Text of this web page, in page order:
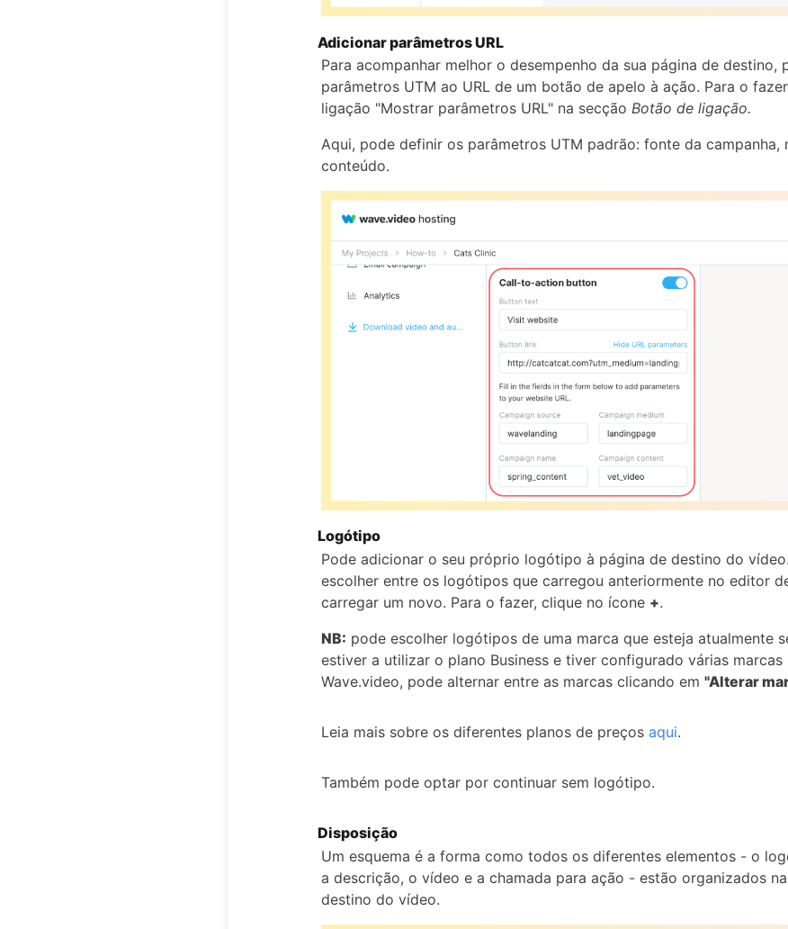
Adicionar parâmetros URL
Para acompanhar melhor o desempenho da sua página de destino,
parâmetros UTM ao URL de um botão de apelo à ação. Para o
ligação "Mostrar parâmetros URL" na secção Botão de ligação.
Aqui, pode definir os parâmetros UTM padrão: fonte da campanha,
conteúdo.
Logótipo
Pode adicionar o seu próprio logótipo à página de destino do
escolher entre os logótipos que carregou anteriormente no editor
carregar um novo. Para o fazer, clique no ícone +.
NB: pode escolher logótipos de uma marca que esteja atualmente
estiver a utilizar o plano Business e tiver configurado várias marcas
Wave.video, pode alternar entre as marcas clicando em "Alterar
Leia mais sobre os diferentes planos de preços aqui.
Também pode optar por continuar sem logótipo.
Disposição
Um esquema é a forma como todos os diferentes elementos - o
a descrição, o vídeo e a chamada para ação - estão organizados
destino do vídeo.